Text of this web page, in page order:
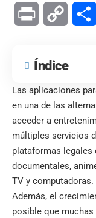
Print Copy
Índice
Las aplicaciones
en una de las
acceder a
múltiples servicios
plataformas legales
documentales,
TV y computadoras.
Además, el
posible que